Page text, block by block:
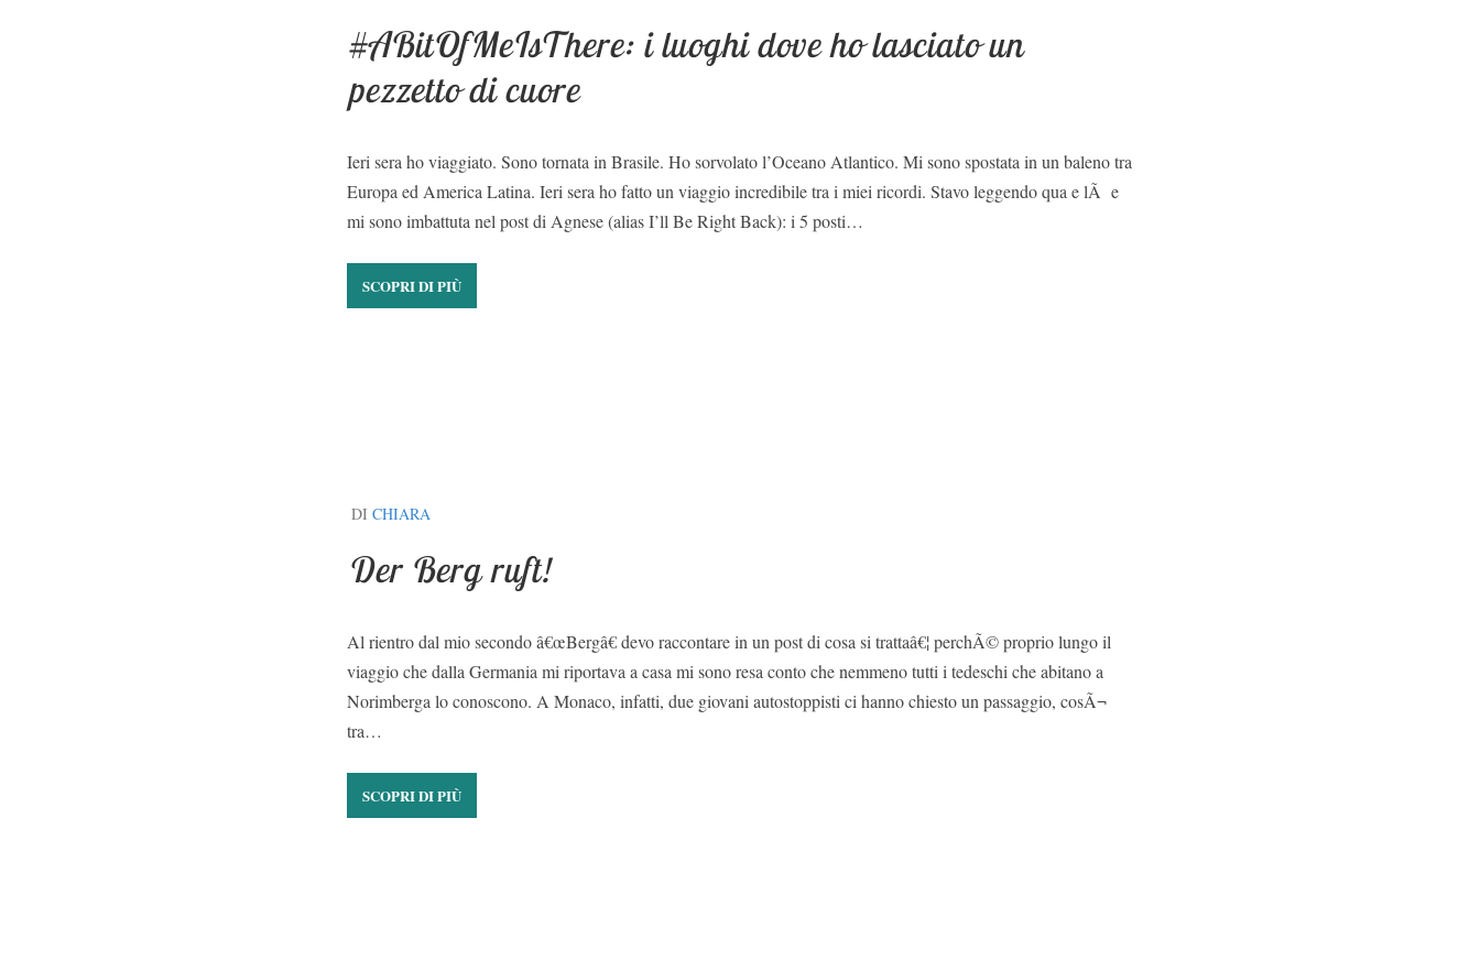
#ABitOfMeIsThere: i luoghi dove ho lasciato un
pezzetto di cuore
Ieri sera ho viaggiato. Sono tornata in Brasile. Ho sorvolato l’Oceano Atlantico. Mi sono spostata in un baleno tra
Europa ed America Latina. Ieri sera ho fatto un viaggio incredibile tra i miei ricordi. Stavo leggendo qua e lÃ e
mi sono imbattuta nel post di Agnese (alias I’ll Be Right Back): i 5 posti…
SCOPRI DI PIÙ
DI CHIARA
Der Berg ruft!
Al rientro dal mio secondo â€œBergâ€ devo raccontare in un post di cosa si trattaâ€¦ perchÃ© proprio lungo il
viaggio che dalla Germania mi riportava a casa mi sono resa conto che nemmeno tutti i tedeschi che abitano a
Norimberga lo conoscono. A Monaco, infatti, due giovani autostoppisti ci hanno chiesto un passaggio, cosÃ¬
tra…
SCOPRI DI PIÙ